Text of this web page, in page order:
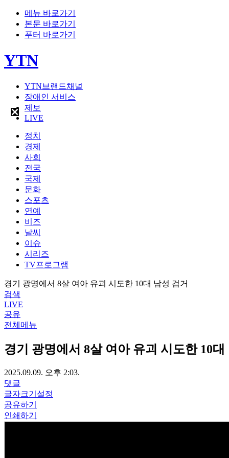
메뉴 바로가기
본문 바로가기
푸터 바로가기
YTN
YTN브랜드채널
장애인 서비스
제보
LIVE
정치
경제
사회
전국
국제
문화
스포츠
연예
비즈
날씨
이슈
시리즈
TV프로그램
경기 광명에서 8살 여아 유괴 시도한 10대 남성 검거
검색
LIVE
공유
전체메뉴
경기 광명에서 8살 여아 유괴 시도한 10대
2025.09.09. 오후 2:03.
댓글
글자크기설정
공유하기
인쇄하기